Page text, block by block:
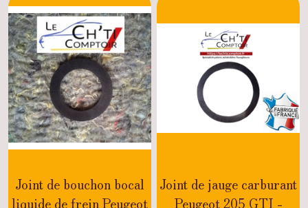
Joint de bouchon bocal
liquide de frein Peugeot
Joint de jauge carburant
Peugeot 205 GTI -
205
(13)
Durites
205
(34)
Refroidissement
205
(17)
Courroies
accessoires,